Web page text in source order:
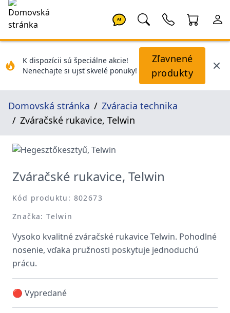
AI
K dispozícii sú špeciálne akcie!
Nenechajte si ujsť skvelé ponuky!
Zľavnené
produkty
Domovská stránka
Zváracia technika
Zváračské rukavice, Telwin
Zváračské rukavice, Telwin
Kód produktu: 802673
Značka: Telwin
Vysoko kvalitné zváračské rukavice Telwin. Pohodlné
nosenie, vďaka pružnosti poskytuje jednoduchú
prácu.
🔴 Vypredané